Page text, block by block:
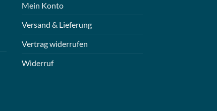
Mein Konto
Versand & Lieferung
Vertrag widerrufen
Widerruf